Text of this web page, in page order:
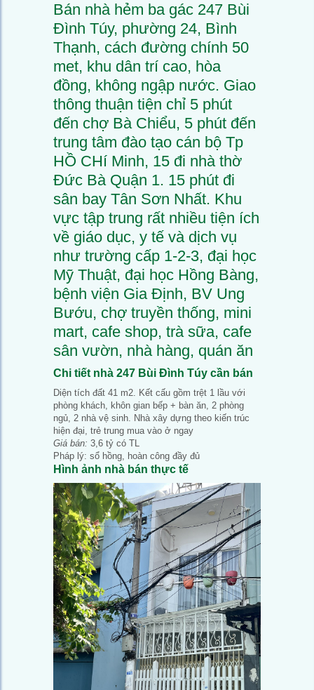
Bán nhà hẻm ba gác 247 Bùi
Đình Túy, phường 24, Bình
Thạnh, cách đường chính 50
met, khu dân trí cao, hòa
đồng, không ngập nước. Giao
thông thuận tiện chỉ 5 phút
đến chợ Bà Chiểu, 5 phút đến
trung tâm đào tạo cán bộ Tp
HỒ CHí Minh, 15 đi nhà thờ
Đức Bà Quận 1. 15 phút đi
sân bay Tân Sơn Nhất. Khu
vực tập trung rất nhiều tiện ích
về giáo dục, y tế và dịch vụ
như trường cấp 1-2-3, đại học
Mỹ Thuật, đại học Hồng Bàng,
bệnh viện Gia Định, BV Ung
Bướu, chợ truyền thống, mini
mart, cafe shop, trà sữa, cafe
sân vườn, nhà hàng, quán ăn
Chi tiết nhà 247 Bùi Đình Túy cần bán
Diện tích đất 41 m2. Kết cấu gồm trệt 1 lầu với
phòng khách, khôn gian bếp + bàn ăn, 2 phòng
ngủ, 2 nhà vệ sinh. Nhà xây dựng theo kiến trúc
hiện đại, trẻ trung mua vào ở ngay
Giá bán: 3,6 tỷ có TL
Pháp lý: sổ hồng, hoàn công đầy đủ
Hình ảnh nhà bán thực tế